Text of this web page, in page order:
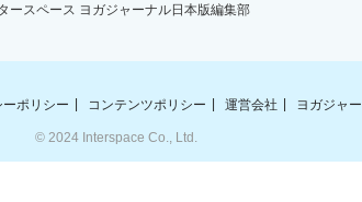
スペース ヨガジャーナル日本版編集部
ポリシー コンテンツポリシー 運営会社 ヨガジャ
© 2024 Interspace Co., Ltd.